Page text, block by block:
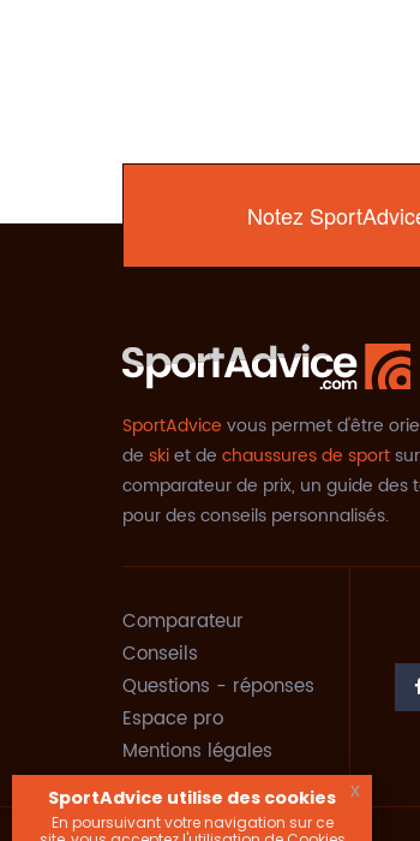
Notez
SportAdvice vous permet d'être
de skiet de chaussures de sport
comparateur de prix, un guide des
pour des conseils personnalisés.
Comparateur
Conseils
Questions - réponses
Espace pro
Mentions légales
SportAdvice utilise des cookies
En poursuivant votre navigation sur ce
x